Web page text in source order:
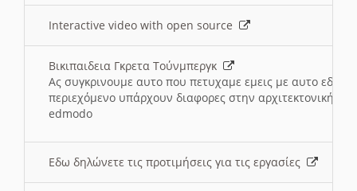
Interactive video with open source
Βικιπαιδεια Γκρετα Τούνμπεργκ
Ας συγκρινουμε αυτο που πετυχαμε εμεις με αυτο εδω
περιεχόμενο υπάρχουν διαφορες στην αρχιτεκτονική
edmodo
Εδω δηλώνετε τις προτιμήσεις για τις εργασίες